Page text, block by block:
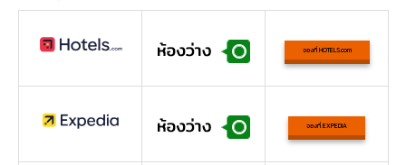
จองที่ HOTELS.com
จองที่ EXPEDIA